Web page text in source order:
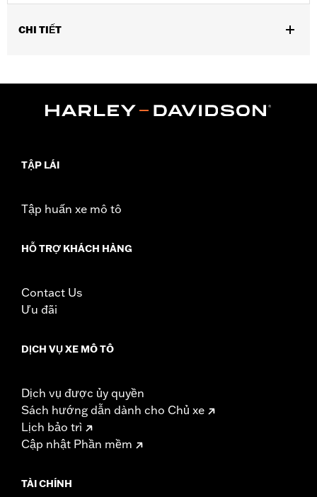
CHI TIẾT
In the Box: Derby cover and chrome-plated stainless steel
d.com/warranty
TẬP LÁI
Tập huấn xe mô tô
HỖ TRỢ KHÁCH HÀNG
Contact Us
Ưu đãi
DỊCH VỤ XE MÔ TÔ
Dịch vụ được ủy quyền
Sách hướng dẫn dành cho Chủ xe
Lịch bảo trì
Cập nhật Phần mềm
TÀI CHÍNH